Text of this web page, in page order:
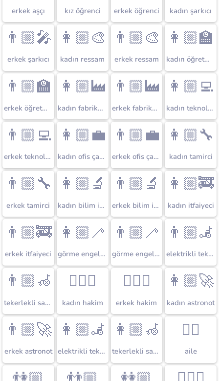
erkek aşçı kız öğrenci erkek öğrenci kadın şarkıcı
👨🏼‍🎤
erkek şarkıcı
👩🏼‍🎨
kadın ressam
👨🏼‍🎨
erkek ressam
👩🏼‍🏫
kadın öğretmen
👨🏼‍🏫
erkek öğretmen
👩🏼‍🏭
kadın fabrika işçisi
👨🏼‍🏭
erkek fabrika işçisi
👩🏼‍💻
kadın teknoloji uzmanı
👨🏼‍💻
erkek teknoloji uzmanı
👩🏼‍💼
kadın ofis çalışanı
👨🏼‍💼
erkek ofis çalışanı
👩🏼‍🔧
kadın tamirci
👨🏼‍🔧
erkek tamirci
👩🏼‍🔬
kadın bilim insanı
👨🏼‍🔬
erkek bilim insanı
👩🏼‍🚒
kadın itfaiyeci
👨🏼‍🚒
erkek itfaiyeci
👩🏼‍🦯
görme engelli bastonlu kadın
👨🏼‍🦯
görme engelli bastonlu erkek
👨🏼‍🦼
elektrikli tekerlekli sandalyede erkek
👨🏼‍🦽
tekerlekli sandalyede erkek
👩🏼‍⚖️
kadın hakim
👨🏼‍⚖️
erkek hakim
👩🏼‍🚀
kadın astronot
👨🏼‍🚀
erkek astronot
👩🏼‍🦼
elektrikli tekerlekli sandalyede kadın
👩🏼‍🦽
tekerlekli sandalyede kadın
👪🏼
aile